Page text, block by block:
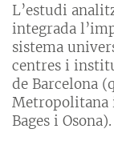
L’estudi
integrada
sistema
centres i
de Barcelona
Metropolitana
Bages i Osona).